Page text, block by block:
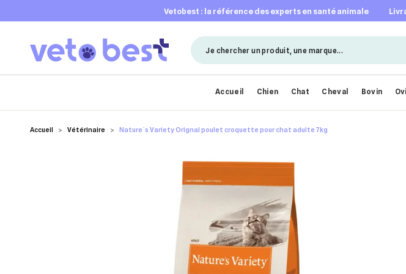
vetobest : la référence des experts en santé animale
Accueil Chien Chat Cheval Bovin
Accueil Vétérinaire Nature´s Variety Orignal poulet croquette pour chat adulte 7kg